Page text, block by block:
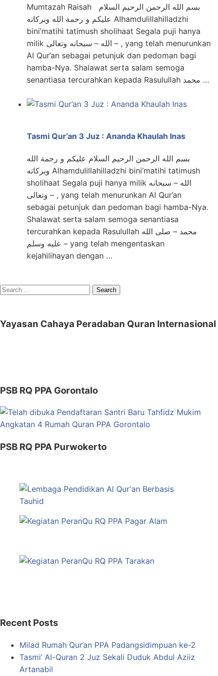
Mumtazah Raisah بسم الله الرحمن الرحيم السلام
عليكم و رحمة الله وبركاته Alhamdulillahilladzhi
bini’matihi tatimush sholihaat Segala puji hanya
milik الله – سبحانه وتعالى – , yang telah menurunkan
Al Qur’an sebagai petunjuk dan pedoman bagi
hamba-Nya. Shalawat serta salam semoga
senantiasa tercurahkan kepada Rasulullah محمد …
Tasmi Qur’an 3 Juz : Ananda Khaulah Inas
بسم الله الرحمن الرحيم السلام عليكم و رحمة الله
وبركاته Alhamdulillahilladzhi bini’matihi tatimush
sholihaat Segala puji hanya milik الله – سبحانه
وتعالى – , yang telah menurunkan Al Qur’an
sebagai petunjuk dan pedoman bagi hamba-Nya.
Shalawat serta salam semoga senantiasa
tercurahkan kepada Rasulullah محمد – صلى الله
عليه وسلم – yang telah mengentaskan
kejahilihayan dengan …
Search
Yayasan Cahaya Peradaban Quran Internasional
PSB RQ PPA Gorontalo
PSB RQ PPA Purwokerto
Recent Posts
Milad Rumah Qur’an PPA Padangsidimpuan ke-2
Tasmi’ Al-Quran 2 Juz Sekali Duduk Abdul Aziiz
Artanabil